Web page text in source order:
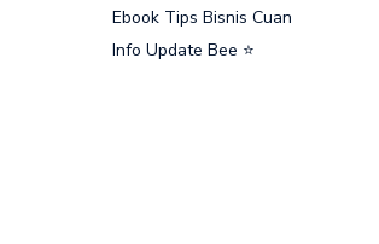
Ebook Tips Bisnis Cuan
Info Update Bee ⭐